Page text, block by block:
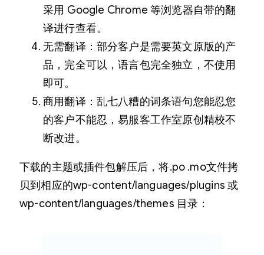
采用 Google Chrome 等浏览器自带的翻
译进行查看。
无需翻译：部分客户是需要英文原版的产
品，完全可以，语言包完全独立，不使用
即可。
商用翻译：乱七八糟的词条语句您能忍您
的客户不能忍，易服客工作室原创精校不
断改进。
下载的主题或插件包解压后，将.po .mo文件拷
贝到相应的wp-content/languages/plugins 或
wp-content/languages/themes 目录：